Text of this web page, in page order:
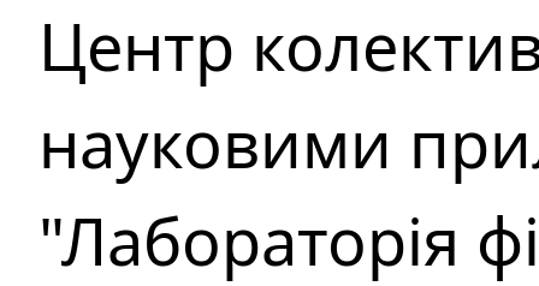
Центр
науковими
"Лабораторія